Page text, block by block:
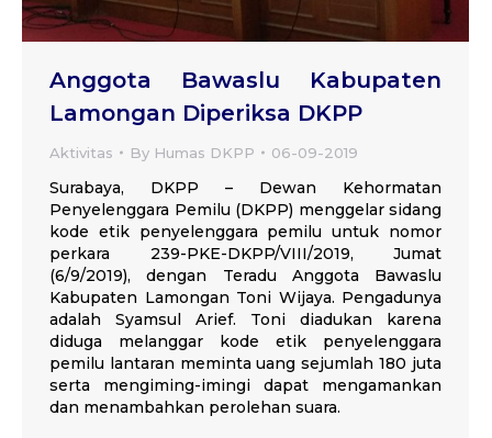
Anggota Bawaslu Kabupaten
Lamongan Diperiksa DKPP
Aktivitas By Humas DKPP 06-09-2019
Surabaya, DKPP – Dewan Kehormatan
Penyelenggara Pemilu (DKPP) menggelar sidang
kode etik penyelenggara pemilu untuk nomor
perkara 239-PKE-DKPP/VIII/2019, Jumat
(6/9/2019), dengan Teradu Anggota Bawaslu
Kabupaten Lamongan Toni Wijaya. Pengadunya
adalah Syamsul Arief. Toni diadukan karena
diduga melanggar kode etik penyelenggara
pemilu lantaran meminta uang sejumlah 180 juta
serta mengiming-imingi dapat mengamankan
dan menambahkan perolehan suara.